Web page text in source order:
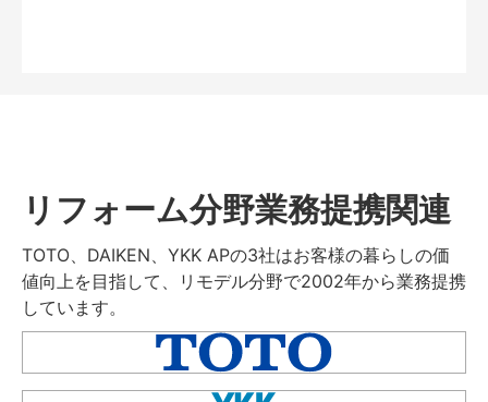
リフォーム分野業務提携関連
TOTO、DAIKEN、YKK APの3社はお客様の暮らしの価
値向上を目指して、リモデル分野で2002年から業務提携
しています。